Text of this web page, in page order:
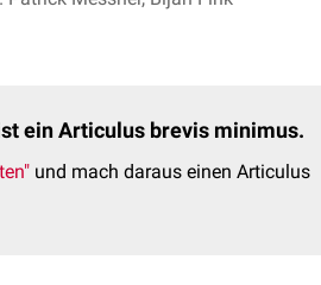
ein Articulus brevis minimus.
und mach daraus einen Articulus